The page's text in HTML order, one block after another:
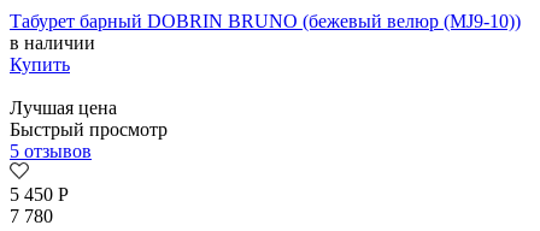
Табурет барный DOBRIN BRUNO (бежевый велюр (MJ9-10))
в наличии
Купить
Лучшая цена
Быстрый просмотр
5 отзывов
5 450 Р
7 780